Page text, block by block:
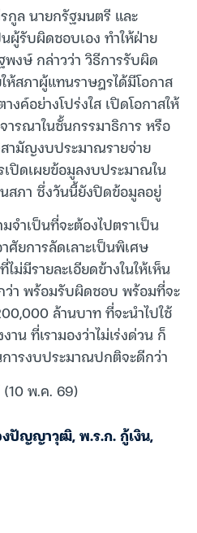
ล นายกรัฐมนตรี และ
ผู้รับผิดชอบเอง ทำให้ฝ่าย
งษ์ กล่าวว่า วิธีการรับผิด
สภาผู้แทนราษฎรได้มีโอกาส
ค์อย่างโปร่งใส เปิดโอกาสให้
ารณาในชั้นกรรมาธิการ หรือ
สามัญงบประมาณรายจ่าย
ปิดเผยข้อมูลงบประมาณใน
สภา ซึ่งวันนี้ยังปิดข้อมูลอยู่
จำเป็นที่จะต้องไปตราเป็น
ยการลัดเลาะเป็นพิเศษ
ม่มีรายละเอียดข้างในให้เห็น
า พร้อมรับผิดชอบ พร้อมที่จะ
ล้านบาท ที่จะนำไปใช้
น ที่เรามองว่าไม่เร่งด่วน ก็
การงบประมาณปกติจะดีกว่า
(10 พ.ค. 69)
งปัญญาวุฒิ,พ.ร.ก. กู้เงิน,